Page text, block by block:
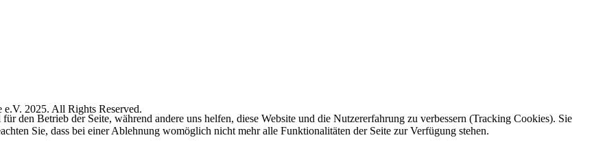
2025. All Rights Reserved.
den Betrieb der Seite, während andere uns helfen, diese Website und die Nutzererfahrung zu verbessern (Tracking Cookies). Sie
Sie, dass bei einer Ablehnung womöglich nicht mehr alle Funktionalitäten der Seite zur Verfügung stehen.